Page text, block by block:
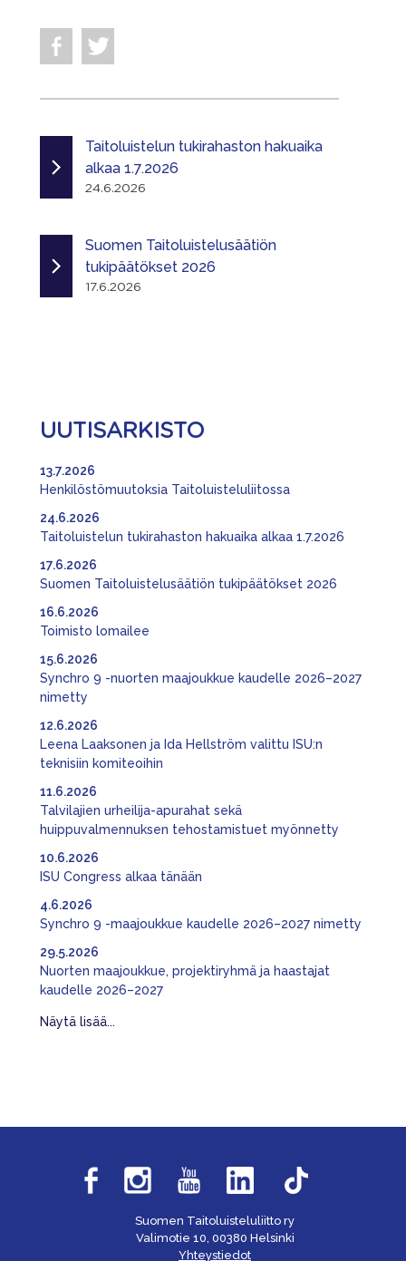
Taitoluistelun tukirahaston hakuaika
alkaa 1.7.2026
24.6.2026
Suomen Taitoluistelusäätiön
tukipäätökset 2026
17.6.2026
UUTISARKISTO
Henkilöstömuutoksia Taitoluisteluliitossa
13.7.2026
Taitoluistelun tukirahaston hakuaika alkaa 1.7.2026
24.6.2026
Suomen Taitoluistelusäätiön tukipäätökset 2026
17.6.2026
Toimisto lomailee
16.6.2026
Synchro 9 -nuorten maajoukkue kaudelle 2026–2027
nimetty
15.6.2026
Leena Laaksonen ja Ida Hellström valittu ISU:n
teknisiin komiteoihin
12.6.2026
Talvilajien urheilija-apurahat sekä
huippuvalmennuksen tehostamistuet myönnetty
11.6.2026
ISU Congress alkaa tänään
10.6.2026
Synchro 9 -maajoukkue kaudelle 2026–2027 nimetty
4.6.2026
Nuorten maajoukkue, projektiryhmä ja haastajat
kaudelle 2026–2027
29.5.2026
Näytä lisää...
Suomen Taitoluisteluliitto ry
Valimotie 10, 00380 Helsinki
Yhteystiedot